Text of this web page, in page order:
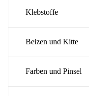
Klebstoffe
Beizen und Kitte
Farben und Pinsel